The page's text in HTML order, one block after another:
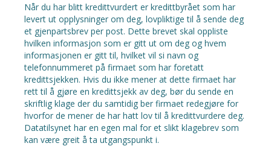
Når du har blitt kredittvurdert er kredittbyrået som har
levert ut opplysninger om deg, lovpliktige til å sende deg
et gjenpartsbrev per post. Dette brevet skal oppliste
hvilken informasjon som er gitt ut om deg og hvem
informasjonen er gitt til, hvilket vil si navn og
telefonnummeret på firmaet som har foretatt
kredittsjekken. Hvis du ikke mener at dette firmaet har
rett til å gjøre en kredittsjekk av deg, bør du sende en
skriftlig klage der du samtidig ber firmaet redegjøre for
hvorfor de mener de har hatt lov til å kredittvurdere deg.
Datatilsynet har en egen mal for et slikt klagebrev som
kan være greit å ta utgangspunkt i.